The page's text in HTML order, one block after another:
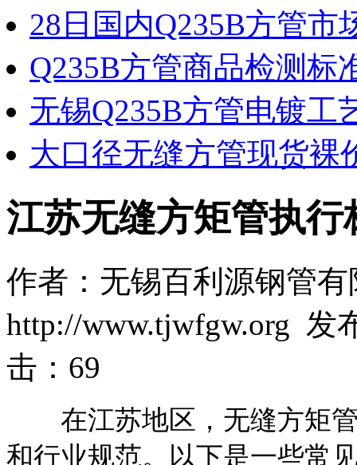
28日国内Q235B方管
Q235B方管商品检测标
无锡Q235B方管电镀工
大口径无缝方管现货裸
江苏无缝方矩管执行
作者：无锡百利源钢管
http://www.tjwfgw.org 发
击： 69
在江苏地区，无缝方矩管
和行业规范。以下是一些常